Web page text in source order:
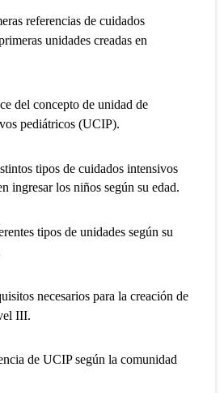
referencias de cuidados
unidades creadas en
del concepto de unidad de
pediátricos (UCIP).
tipos de cuidados intensivos
ingresar los niños según su edad.
tipos de unidades según su
necesarios para la creación de
III.
de UCIP según la comunidad